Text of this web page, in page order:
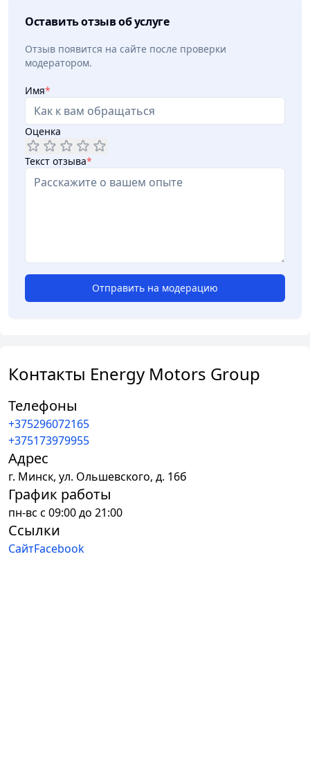
Оставить отзыв об услуге
Отзыв появится на сайте после проверки
модератором.
Имя*
Оценка
Текст отзыва*
Отправить на модерацию
Контакты Energy Motors Group
Телефоны
+375296072165
+375173979955
Адрес
г. Минск, ул. Ольшевского, д. 16б
График работы
пн-вс с 09:00 до 21:00
Ссылки
СайтFacebook